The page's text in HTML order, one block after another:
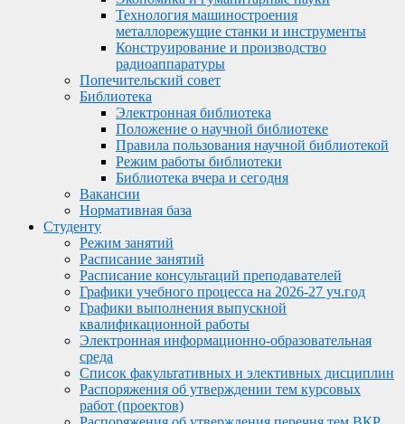
Технология машиностроения
металлорежущие станки и инструменты
Конструирование и производство
радиоаппаратуры
Попечительский совет
Библиотека
Электронная библиотека
Положение о научной библиотеке
Правила пользования научной библиотекой
Режим работы библиотеки
Библиотека вчера и сегодня
Вакансии
Нормативная база
Студенту
Режим занятий
Расписание занятий
Расписание консультаций преподавателей
Графики учебного процесса на 2026-27 уч.год
Графики выполнения выпускной
квалификационной работы
Электронная информационно-образовательная
среда
Список факультативных и элективных дисциплин
Распоряжения об утверждении тем курсовых
работ (проектов)